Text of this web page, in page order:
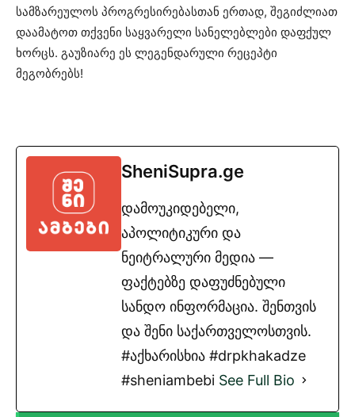
სამზარეულოს პროგრესირებასთან ერთად, შეგიძლიათ
დაამატოთ თქვენი საყვარელი სანელებლები დაფქულ
ხორცს. გაუზიარე ეს ლეგენდარული რეცეპტი
მეგობრებს!
SheniSupra.ge
დამოუკიდებელი,
აპოლიტიკური და
ნეიტრალური მედია —
ფაქტებზე დაფუძნებული
სანდო ინფორმაცია. შენთვის
და შენი საქართველოსთვის.
#აქხარისხია #drpkhakadze
#sheniambebi See Full Bio